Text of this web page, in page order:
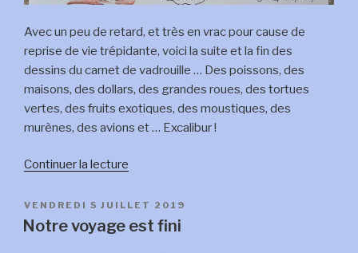
Avec un peu de retard, et très en vrac pour cause de
reprise de vie trépidante, voici la suite et la fin des
dessins du carnet de vadrouille … Des poissons, des
maisons, des dollars, des grandes roues, des tortues
vertes, des fruits exotiques, des moustiques, des
murènes, des avions et … Excalibur !
Continuer la lecture
de
vadrouille,
PUBLIÉ
LE
VENDREDI 5 JUILLET 2019
Notre voyage est fini